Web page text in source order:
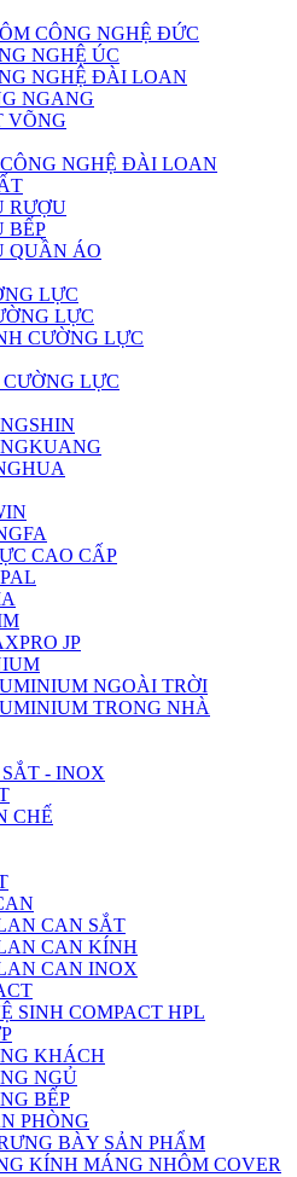
CÔNG NGHỆ ĐỨC
NGHỆ ÚC
NGHỆ ĐÀI LOAN
NGANG
VÕNG
NGHỆ ĐÀI LOAN
RƯỢU
BẾP
QUẦN ÁO
LỰC
LỰC
CƯỜNG LỰC
LỰC
CAO CẤP
JP
NGOÀI TRỜI
TRONG NHÀ
- INOX
CHẾ
CAN SẮT
CAN KÍNH
CAN INOX
SINH COMPACT HPL
KHÁCH
NGỦ
BẾP
PHÒNG
BÀY SẢN PHẨM
KÍNH MÁNG NHÔM COVER